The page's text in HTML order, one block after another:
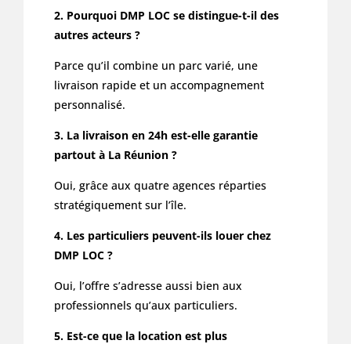
2. Pourquoi DMP LOC se distingue-t-il des
autres acteurs ?
Parce qu’il combine un parc varié, une
livraison rapide et un accompagnement
personnalisé.
3. La livraison en 24h est-elle garantie
partout à La Réunion ?
Oui, grâce aux quatre agences réparties
stratégiquement sur l’île.
4. Les particuliers peuvent-ils louer chez
DMP LOC ?
Oui, l’offre s’adresse aussi bien aux
professionnels qu’aux particuliers.
5. Est-ce que la location est plus